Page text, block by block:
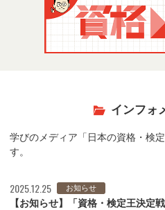
インフォ
学びのメディア「日本の資格・検
す。
2025.12.25 お知らせ
【お知らせ】「資格・検定王決定